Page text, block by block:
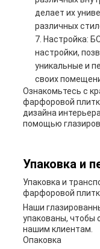
делает их
различных
Настройка:
настройки,
уникальные и
своих
Ознакомьтесь с
фарфоровой
дизайна
помощью
Упаковка и
Упаковка и
фарфоровой
Наши
упакованы, чтобы
нашим клиентам.
Опаковка